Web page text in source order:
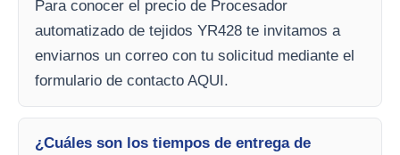
Para conocer el precio de Procesador
automatizado de tejidos YR428 te invitamos a
enviarnos un correo con tu solicitud mediante el
formulario de contacto AQUI.
¿Cuáles son los tiempos de entrega de